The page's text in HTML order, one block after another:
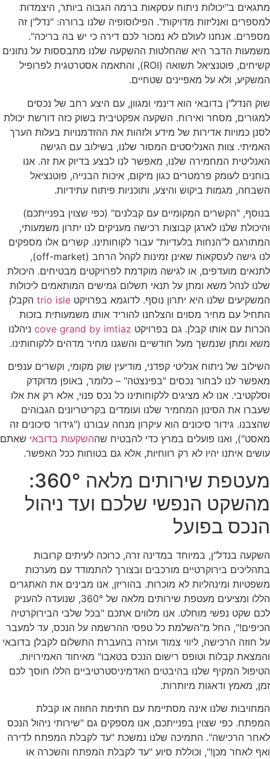
מתגאים ב"יכולות ניתוח עסקאות ברמה הגבוה ביותר, היצמדות
למספרים ואנליזות מדויקות". הפילוסופיה שלנו ברורה: "נדל"ן זה
מספרים. אנחנו לעולם לא נמכור לכם דירה כי יש בה בריכה".
משמעות הדבר היא שהחלטות ההשקעה שלנו מתבססות על נתונים
קשיחים, פוטנציאל תשואה (ROI), והתאמה אסטרטגית לפרופיל
המשקיע, ולא על מאפיינים שטחיים.
שוק הנדל"ן בדובאי הוא דינמי ומגוון, עם היצע רחב של נכסים
למגורים, מסחר ואירוח. השקעה אפקטיבית בשוק כזה דורשת יכולת
לסנן כמויות אדירות של מידע ולזהות את ההזדמנויות בעלות הערך
האמיתי. צוות האנליסטים המסור שלנו, בשילוב עם הגישה
האנליטית המחמירה שלנו, מאפשר לנו לבצע בדיוק את זה. אנו
בוחנים לעומק פרמטרים כגון מיקום, איכות הבנייה, פוטנציאל
השבחה, מגמות ביקוש והיצע, ותוכניות פיתוח עתידיות.
בנוסף, "הקשרים המקומיים עם קבלנים" (כפי שצוין בפנייתכם)
והיכולת שלנו לארגן קבוצות רכישה מעניקים לנו יתרון משמעותי,
המתורגם ל"הנחות בלעדיות" עבור לקוחותינו. קשרים אלו מספקים
לנו גישה לעסקאות שאינן זמינות לקהל הרחב (off-market),
לתנאים מועדפים, או לגישה מוקדמת לפרויקטים מבטיחים. היכולת
שלנו לנהל משא ומתן על תנאי תשלום גמישים המותאמים ליכולות
המשקיעים שלנו היא יתרון נוסף. לדוגמא בפרויקט trio isle הקבלן
התחיל עם מחיר מסוים והצלחנו להוריד אותו משמעותית בזכות
הכרות עם אותו קבלן. גם בפרויקט cove grand by imtiaz ניהלנו
משא ומתן שנמשך מעל חודשיים והשגנו מחיר מדהים ללקוחותינו.
השילוב של ניתוח אנליטי קפדני, מודיעין שוק מקומי, וקשרים ענפים
מאפשר לנו לבחור נכסים "בפינצטה" – כלומר, באופן מדוקדק
וסלקטיבי. אנו לא מציגים ללקוחותינו כל נכס פנוי, אלא רק את אלו
שעברו את הסינון המחמיר שלנו ועומדים בקריטריונים הגבוהים
שהצבנו. גידור סיכונים הוא עיקרון מנחה עבורנו ("גידור סיכונים זה
מאסט"), ואנו פועלים במרץ כדי להבטיח שההשקעות בדובאי שאתם
עושים איתנו יהיו לא רק רווחיות, אלא גם בטוחות ככל האפשר.
מעטפת שירותים מלאה 360°:
מהשקט הנפשי שלכם ועד ניהול
הנכס בפועל
השקעה בנדל"ן, במיוחד במדינה זרה, כרוכה לעיתים קרובות
בתהליכים בירוקרטיים מורכבים ובצורך להתמודד עם מערכות
משפטיות ומינהליות לא מוכרות. בהוריזן, אנו מבינים את האתגרים
הללו ומציעים מעטפת שירותים מלאה של 360°, שנועדה להעניק
לכם שקט נפשי מוחלט. אנו מלווים אתכם "בכל שלבי הבירוקרטיה
הכיפים!", החל מ"השלמת כל טפסי ההרשמה על הנכס, עד למעבר
על חוזה הרכישה, ליווי צמוד ועזרה בהעברת התשלום לקבלן בדובאי
והמצאת קבלות וטופס רישום הנכס בטאבו" מאיחוד האמירויות.
הטיפול המקיף שלנו בהיבטים האדמיניסטרטיביים הללו חוסך לכם
זמן, מאמץ ודאגות מיותרות.
המחויבות שלנו אינה מסתיימת עם חתימת החוזה או קבלת
המפתח. כפי שצוין בפנייתכם, אנו מספקים גם "שירותי ניהול הנכס
לאחר הרכישה". התמיכה שלנו נמשכת "עד לקבלת המפתח לדירה
ואף לאחר מכן!", וכוללת סיוע "עד לקבלת המפתח והשכרה או